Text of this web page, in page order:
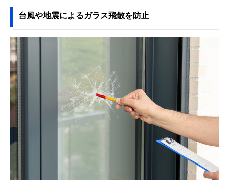
台風や地震によるガラス飛散を防止